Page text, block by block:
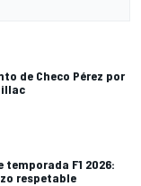
de Checo Pérez por
F1 2026:
respetable